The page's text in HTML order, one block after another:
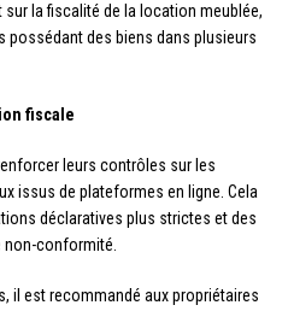
la fiscalité de la location meublée,
des biens dans plusieurs
fiscale
leurs contrôles sur les
issus de plateformes en ligne. Cela
déclaratives plus strictes et des
conformité.
il est recommandé aux propriétaires